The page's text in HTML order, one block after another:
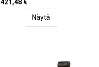
421,48 €
Näytä